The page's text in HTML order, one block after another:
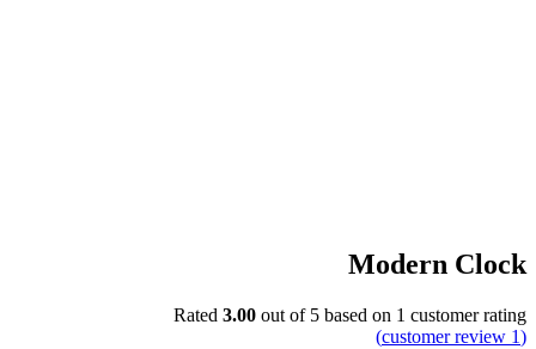
Modern Clock
Rated 3.00 out of 5 based on 1 customer rating
(
1